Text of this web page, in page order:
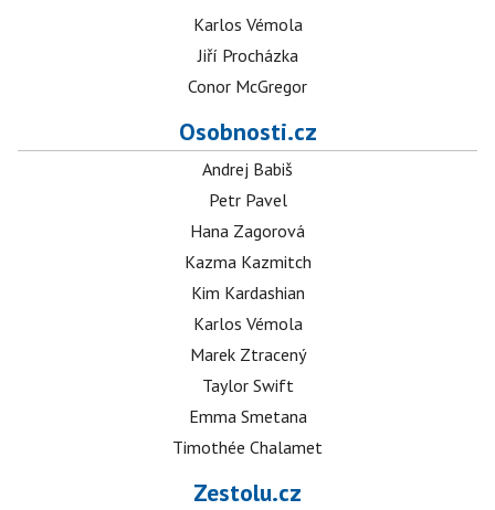
Karlos Vémola
Jiří Procházka
Conor McGregor
Osobnosti.cz
Andrej Babiš
Petr Pavel
Hana Zagorová
Kazma Kazmitch
Kim Kardashian
Karlos Vémola
Marek Ztracený
Taylor Swift
Emma Smetana
Timothée Chalamet
Zestolu.cz